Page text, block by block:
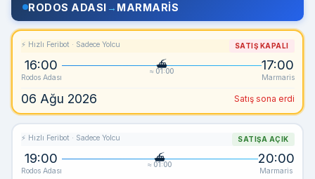
RODOS ADASI → MARMARIS
⚡ Hızlı Feribot · Sadece Yolcu SATIŞ KAPALI
16:00
Rodos Adası
≈ 01:00 17:00
Marmaris
06 Ağu 2026 Satış sona erdi
⚡ Hızlı Feribot · Sadece Yolcu SATIŞA AÇIK
19:00
Rodos Adası
≈ 01:00 20:00
Marmaris